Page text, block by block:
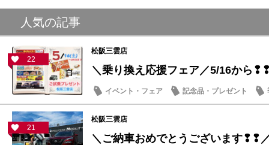
大商談会
人気の記事
22
松阪三雲店
＼乗り換え応援フェア／5/16から
イベント・フェア 記念品・プレゼント
21
松阪三雲店
＼ご納車おめでとうございます❢❢